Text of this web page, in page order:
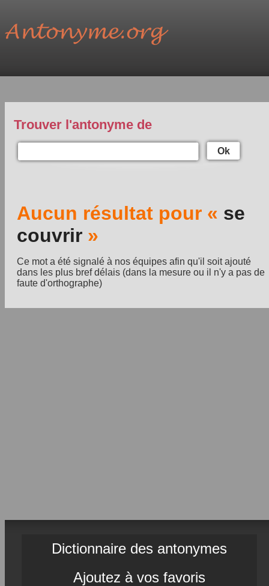
Trouver l'antonyme de
Ok
Aucun résultat pour « se
couvrir »
Ce mot a été signalé à nos équipes afin qu'il soit ajouté
dans les plus bref délais (dans la mesure ou il n'y a pas de
faute d'orthographe)
Dictionnaire des antonymes
Ajoutez à vos favoris